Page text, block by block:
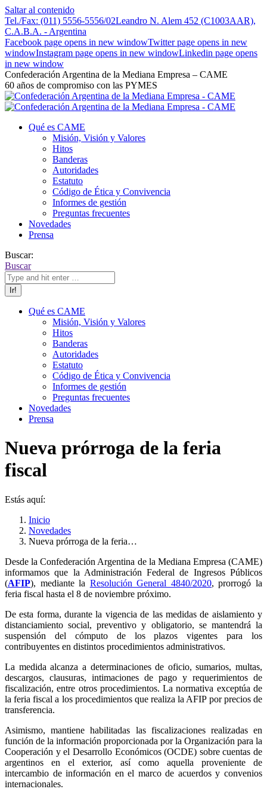
Saltar al contenido
Tel./Fax: (011) 5556-5556/02Leandro N. Alem 452 (C1003AAR),
C.A.B.A. - Argentina
Facebook page opens in new windowTwitter page opens in new
windowInstagram page opens in new windowLinkedin page opens
in new window
Confederación Argentina de la Mediana Empresa – CAME
60 años de compromiso con las PYMES
Qué es CAME
Misión, Visión y Valores
Hitos
Banderas
Autoridades
Estatuto
Código de Ética y Convivencia
Informes de gestión
Preguntas frecuentes
Novedades
Prensa
Buscar:
Buscar
Qué es CAME
Misión, Visión y Valores
Hitos
Banderas
Autoridades
Estatuto
Código de Ética y Convivencia
Informes de gestión
Preguntas frecuentes
Novedades
Prensa
Nueva prórroga de la feria
fiscal
Estás aquí:
Inicio
Novedades
Nueva prórroga de la feria…
Desde la Confederación Argentina de la Mediana Empresa (CAME)
informamos que la Administración Federal de Ingresos Públicos
(AFIP), mediante la Resolución General 4840/2020, prorrogó la
feria fiscal hasta el 8 de noviembre próximo.
De esta forma, durante la vigencia de las medidas de aislamiento y
distanciamiento social, preventivo y obligatorio, se mantendrá la
suspensión del cómputo de los plazos vigentes para los
contribuyentes en distintos procedimientos administrativos.
La medida alcanza a determinaciones de oficio, sumarios, multas,
descargos, clausuras, intimaciones de pago y requerimientos de
fiscalización, entre otros procedimientos. La normativa exceptúa de
la feria fiscal a los procedimientos que realiza la AFIP por precios de
transferencia.
Asimismo, mantiene habilitadas las fiscalizaciones realizadas en
función de la información proporcionada por la Organización para la
Cooperación y el Desarrollo Económicos (OCDE) sobre cuentas de
argentinos en el exterior, así como aquella proveniente de
intercambio de información en el marco de acuerdos y convenios
internacionales.